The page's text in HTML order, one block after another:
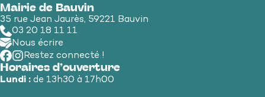
Mairie de Bauvin
35 rue Jean Jaurès, 59221 Bauvin
03 20 18 11 11
Nous écrire
Restez connecté !
Horaires d’ouverture
Lundi : de 13h30 à 17h00